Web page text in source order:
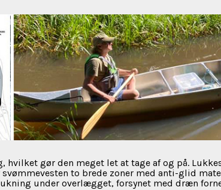
hvilket gør den meget let at tage af og på.
to brede zoner med anti-glid
under overlægget, forsynet med dræn